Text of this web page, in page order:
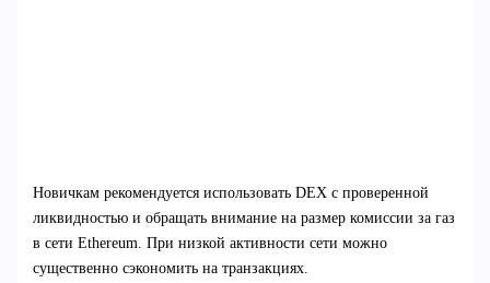
Новичкам рекомендуется использовать DEX с проверенной
ликвидностью и обращать внимание на размер комиссии за газ
в сети Ethereum. При низкой активности сети можно
существенно сэкономить на транзакциях.